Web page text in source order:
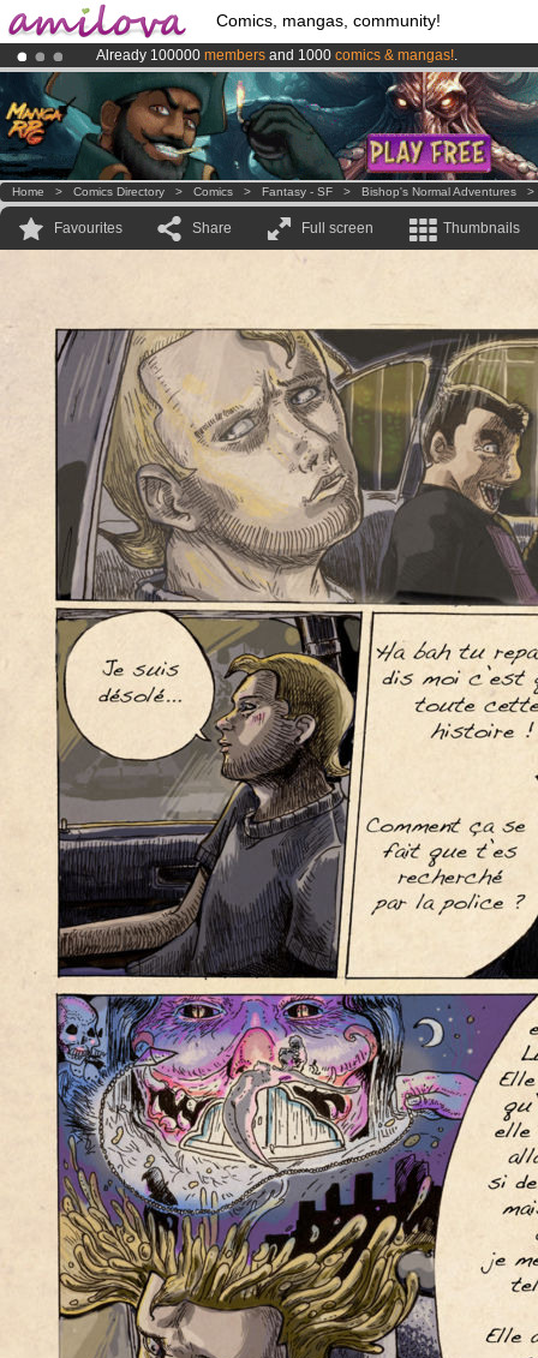
Comics, mangas, community!
Already 100000 members and 1000 comics & mangas!.
AmilovaKickstarter is now LIVE!.
Premium membership from3.95 euros per month !Get membership
Home > Comics Directory > Comics > Fantasy - SF > Bishop's Normal Adventures
Favourites Share Full screen Thumbnails